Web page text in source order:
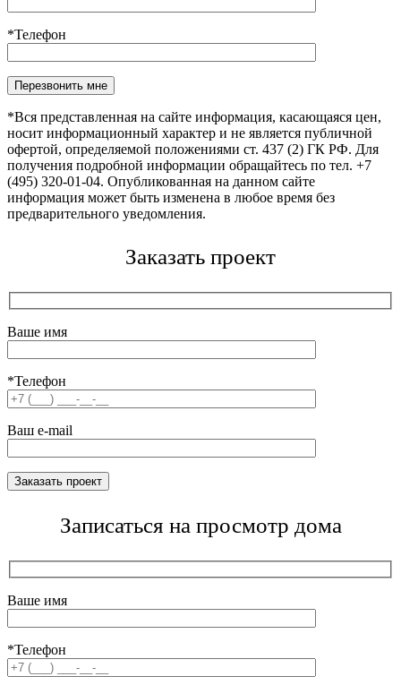
*Телефон
Оставьте это поле пустым.
*Вся представленная на сайте информация, касающаяся цен,
носит информационный характер и не является публичной
офертой, определяемой положениями ст. 437 (2) ГК РФ. Для
получения подробной информации обращайтесь по тел. +7
(495) 320-01-04. Опубликованная на данном сайте
информация может быть изменена в любое время без
предварительного уведомления.
Заказать проект
Ваше имя
*Телефон
Ваш e-mail
Записаться на просмотр дома
Ваше имя
*Телефон